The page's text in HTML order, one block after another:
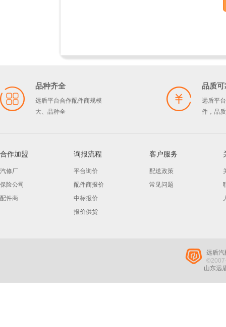
品种齐全
远盾平台合作配件商规模
大、品种全
品质可
远盾平
件，品
合作加盟
汽修厂
保险公司
配件商
询报流程
平台询价
配件商报价
中标报价
报价供货
客户服务
配送政策
常见问题
远盾汽
山东远